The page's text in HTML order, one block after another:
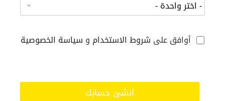
أوافق على شروط الاستخدام و سياسة الخصوصية
أنشئ حسابك